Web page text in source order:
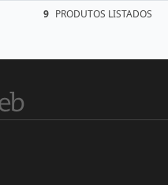
9 PRODUTOS LISTADOS